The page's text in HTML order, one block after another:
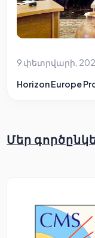
9 փետրվարի,
Horizon Europe
Մեր